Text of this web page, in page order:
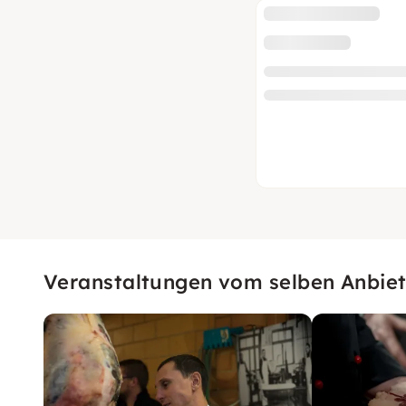
Veranstaltungen vom selben